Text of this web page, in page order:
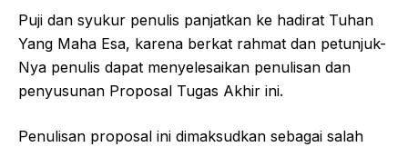
Puji dan syukur penulis panjatkan ke hadirat Tuhan
Yang Maha Esa, karena berkat rahmat dan petunjuk-
Nya penulis dapat menyelesaikan penulisan dan
penyusunan Proposal Tugas Akhir ini.
Penulisan proposal ini dimaksudkan sebagai salah